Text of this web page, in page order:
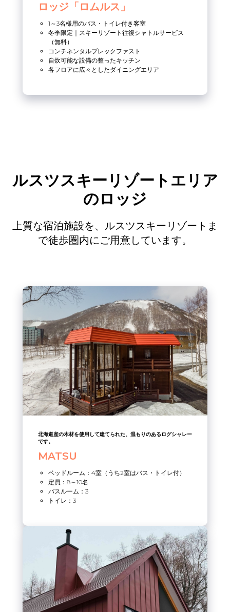
ロッジ「ロムルス」
1～3名様用のバス・トイレ付き客室
冬季限定｜スキーリゾート往復シャトルサービス
（無料）
コンチネンタルブレックファスト
自炊可能な設備の整ったキッチン
各フロアに広々としたダイニングエリア
ルスツスキーリゾートエリア
のロッジ
上質な宿泊施設を、ルスツスキーリゾートま
で徒歩圏内にご用意しています。
北海道産の木材を使用して建てられた、温もりのあるログシャレー
です。
MATSU
ベッドルーム：4室（うち2室はバス・トイレ付）
定員：8～10名
バスルーム：3
トイレ：3